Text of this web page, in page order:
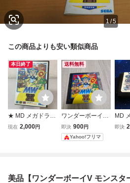
1 /5
この商品よりも安い類似商品
本日終了
★ MD メガドライ
ブ モンスターワー
現在 2,000円
送料無料
ワンダーボーイV
モンスターワール
ドIII SEGA 説明書
のみ
即決 900円
Yahoo!フリマ
MD
ブ
即決
美品【ワンダーボーイV モンスタ